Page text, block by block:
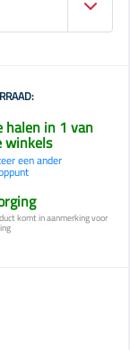
halen in 1 van
winkels
een ander
komt in aanmerking voor